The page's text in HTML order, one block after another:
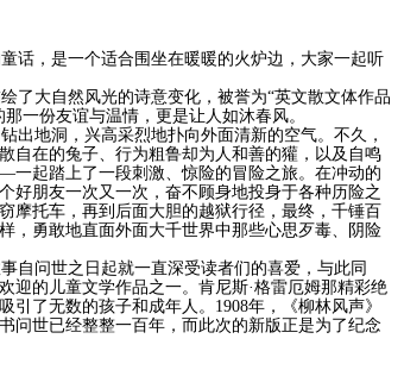
话，是一个适合围坐在暖暖的火炉边，大家一起听
了大自然风光的诗意变化，被誉为“英文散文体作品
那一份友谊与温情，更是让人如沐春风。
出地洞，兴高采烈地扑向外面清新的空气。不久，
在的兔子、行为粗鲁却为人和善的獾，以及自鸣
起踏上了一段刺激、惊险的冒险之旅。在冲动的
好朋友一次又一次，奋不顾身地投身于各种历险之
摩托车，再到后面大胆的越狱行径，最终，千锤百
，勇敢地直面外面大千世界中那些心思歹毒、阴险
自问世之日起就一直深受读者们的喜爱，与此同
迎的儿童文学作品之一。肯尼斯·格雷厄姆那精彩绝
引了无数的孩子和成年人。1908年，《柳林风声》
问世已经整整一百年，而此次的新版正是为了纪念